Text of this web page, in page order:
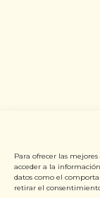
Para ofrecer las
acceder a la
datos como el
retirar el